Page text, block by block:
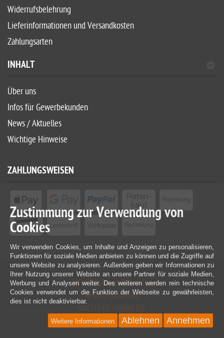
Widerrufsbelehrung
Lieferinformationen und Versandkosten
Zahlungsarten
INHALT
Über uns
Infos für Gewerbekunden
News / Aktuelles
Wichtige Hinweise
ZAHLUNGSWEISEN
Infos für Gewerbekunden
News / Aktuelles
Zustimmung zur Verwendung von
Cookies
Wir verwenden Cookies, um Inhalte und Anzeigen zu personalisieren,
Funktionen für soziale Medien anbieten zu können und die Zugriffe auf
unsere Website zu analysieren. Außerdem geben wir Informationen zu
Ihrer Nutzung unserer Website an unsere Partner für soziale Medien,
Werbung und Analysen weiter. Des weiteren werden rein technische
Cookies verwendet um die Funktion der Webseite zu gewährleisten,
dies ist nicht deaktivierbar.
Annehmen
Ablehnen
Weitere Informationen